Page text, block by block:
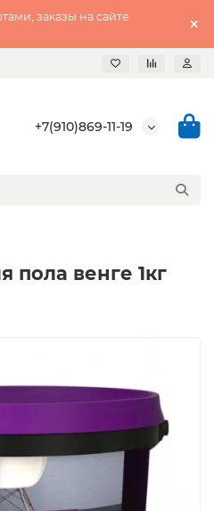
заказы на сайте
+7(910)869-11-19
пола венге 1кг